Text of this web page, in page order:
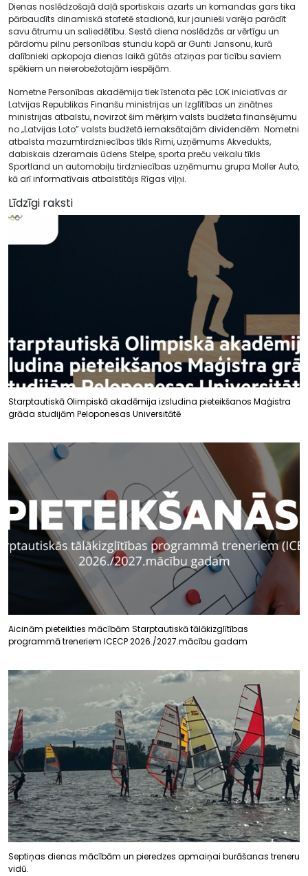
Dienas noslēdzošajā daļā sportiskais azarts un komandas gars tika
pārbaudīts dinamiskā stafetē stadionā, kur jaunieši varēja parādīt
savu ātrumu un saliedētību. Sestā diena noslēdzās ar vērtīgu un
pārdomu pilnu personības stundu kopā ar Gunti Jansonu, kurā
dalībnieki apkopoja dienas laikā gūtās atziņas par ticību saviem
spēkiem un neierobežotajām iespējām.
Nometne Personības akadēmija tiek īstenota pēc LOK iniciatīvas ar
Latvijas Republikas Finanšu ministrijas un Izglītības un zinātnes
ministrijas atbalstu, novirzot šim mērķim valsts budžeta finansējumu
no „Latvijas Loto” valsts budžetā iemaksātajām dividendēm. Nometni
atbalsta mazumtirdzniecības tīkls Rimi, uzņēmums Akvedukts,
dabiskais dzeramais ūdens Stelpe, sporta preču veikalu tīkls
Sportland un automobiļu tirdzniecības uzņēmumu grupa Moller Auto,
kā arī informatīvais atbalstītājs Rīgas viļņi.
Līdzīgi raksti
Starptautiskā Olimpiskā akadēmija izsludina pieteikšanos Maģistra
grāda studijām Peloponesas Universitātē
Aicinām pieteikties mācībām Starptautiskā tālākizglītības
programmā treneriem ICECP 2026./2027.mācību gadam
Septiņas dienas mācībām un pieredzes apmaiņai burāšanas treneru
vidū.